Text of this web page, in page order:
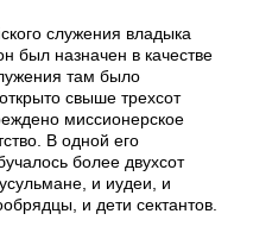
служения владыка
был назначен в качестве
там было
свыше трехсот
миссионерское
В одной его
более двухсот
и иудеи, и
и дети сектантов.